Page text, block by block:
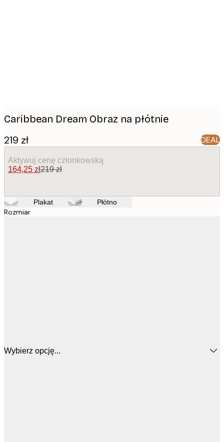
Caribbean Dream Obraz na płótnie
219 zł DEAL
Aktywuj cenę członkowską
164,25 zł219 zł
Plakat Płótno
Rozmiar
Wybierz opcję...